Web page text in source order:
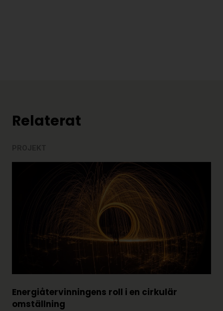
Relaterat
Energi­återvinningens roll i en cirkulär
omställning